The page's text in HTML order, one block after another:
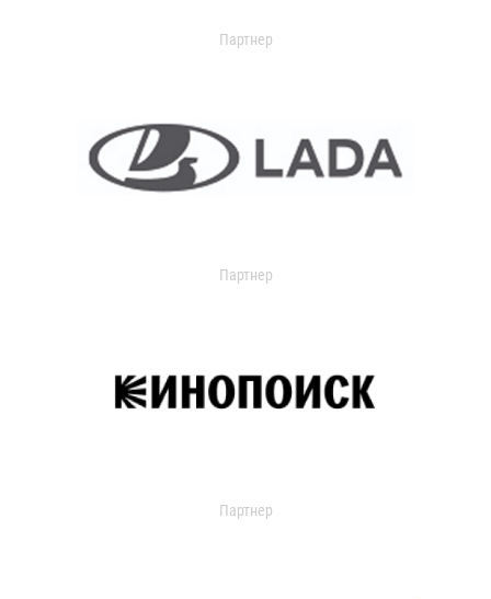
Партнер
Партнер
Партнер